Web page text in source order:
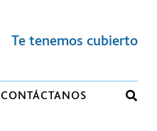
Te tenemos cubierto
CONTÁCTANOS